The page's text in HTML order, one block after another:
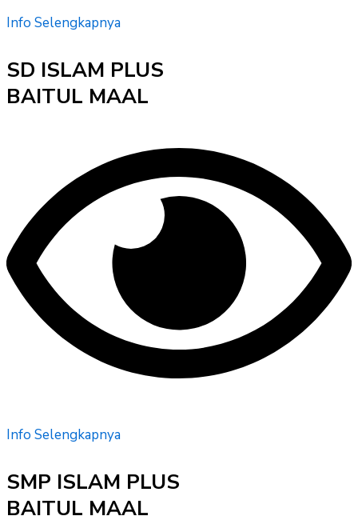
Info Selengkapnya
SD ISLAM PLUS
BAITUL MAAL
Info Selengkapnya
SMP ISLAM PLUS
BAITUL MAAL